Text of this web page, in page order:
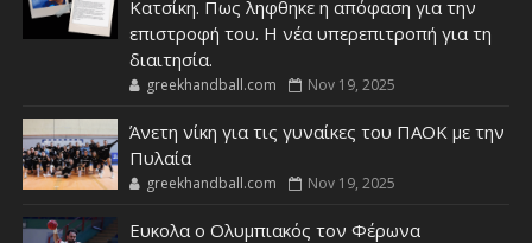
Κατσίκη. Πως ληφθηκε η απόφαση για την
επιστροφή του. Η νέα υπερεπιτροπή για τη
διαιτησία.
greekhandball.com Nov 19, 2025
Άνετη νίκη για τις γυναίκες του ΠΑΟΚ με την
Πυλαία
greekhandball.com Nov 19, 2025
Ευκολα ο Ολυμπιακός τον Φέρωνα